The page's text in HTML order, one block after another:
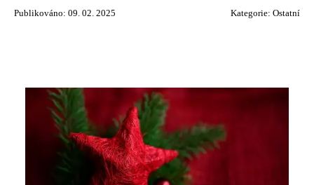
Publikováno: 09. 02. 2025 Kategorie: Ostatní